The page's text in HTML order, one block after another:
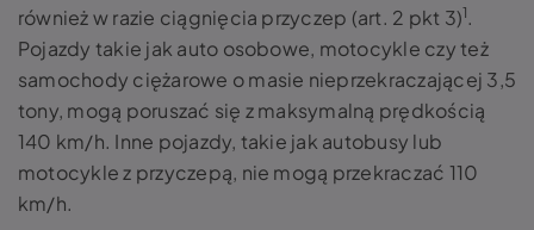
również w razie ciągnięcia przyczep (art. 2 pkt 3)1.
Pojazdy takie jak auto osobowe, motocykle czy też
samochody ciężarowe o masie nieprzekraczającej 3,5
tony, mogą poruszać się z maksymalną prędkością
140 km/h. Inne pojazdy, takie jak autobusy lub
motocykle z przyczepą, nie mogą przekraczać 110
km/h.